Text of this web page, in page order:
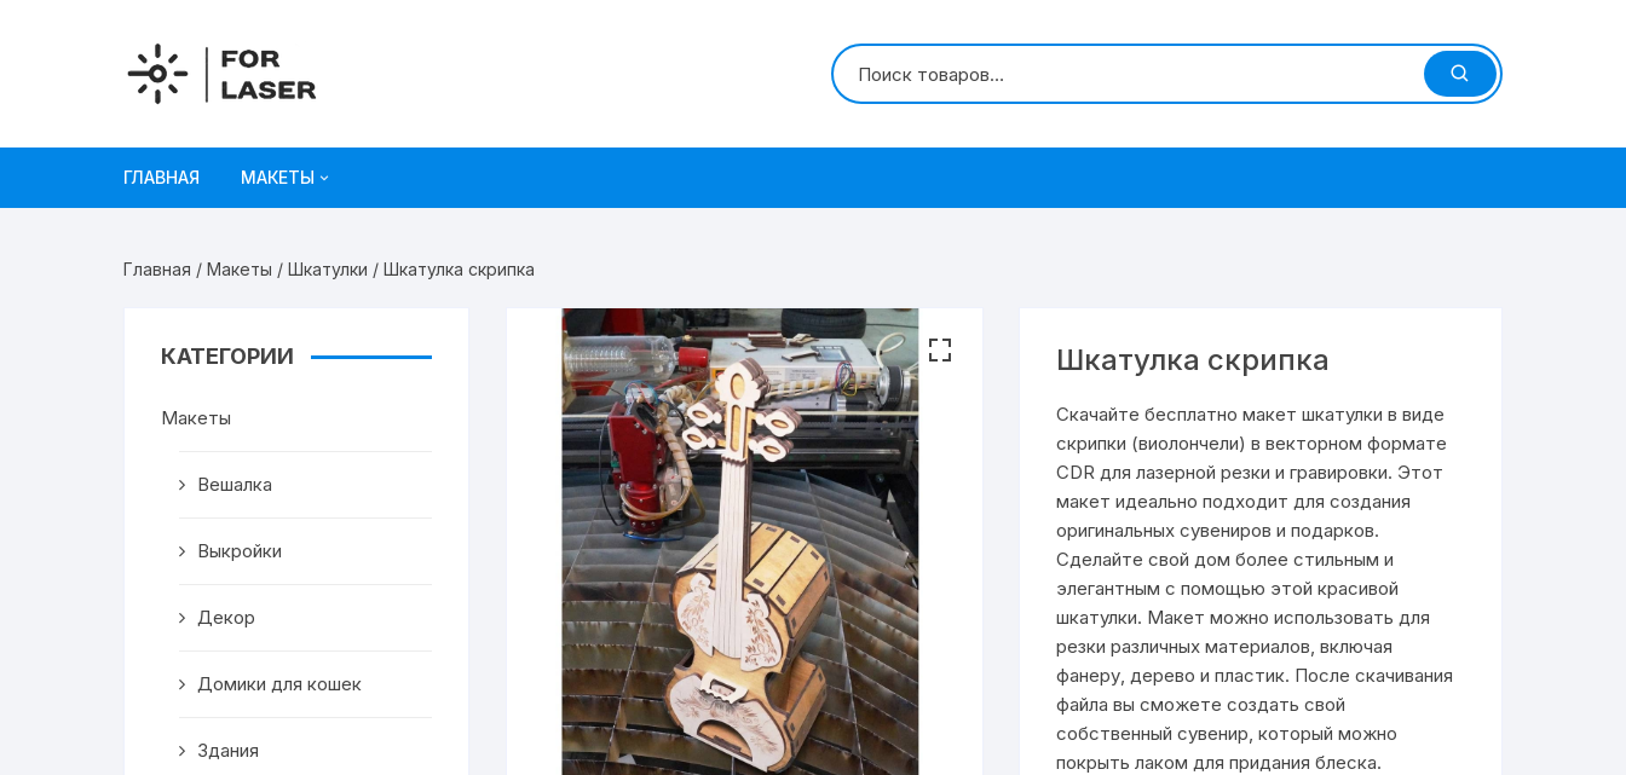
ГЛАВНАЯ МАКЕТЫ
Игрушки
Рамки для фото
Светильники
Главная / Макеты / Шкатулки / Шкатулка скрипка
Шкатулка скрипка
Скачайте бесплатно макет шкатулки в виде
скрипки (виолончели) в векторном формате
CDR для лазерной резки и гравировки. Этот
макет идеально подходит для создания
оригинальных сувениров и подарков.
Сделайте свой дом более стильным и
элегантным с помощью этой красивой
шкатулки. Макет можно использовать для
резки различных материалов, включая
фанеру, дерево и пластик. После скачивания
файла вы сможете создать свой
собственный сувенир, который можно
покрыть лаком для придания блеска.
КАТЕГОРИИ
Макеты
Вешалка
Выкройки
Декор
Домики для кошек
Здания